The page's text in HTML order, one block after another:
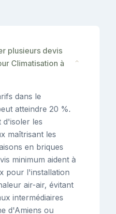
plusieurs devis
Climatisation à
⌄
dans le
atteindre 20 %.
d'isoler les
maîtrisant les
en briques
minimum aident à
pour l'installation
air-air, évitant
intermédiaires
d'Amiens ou